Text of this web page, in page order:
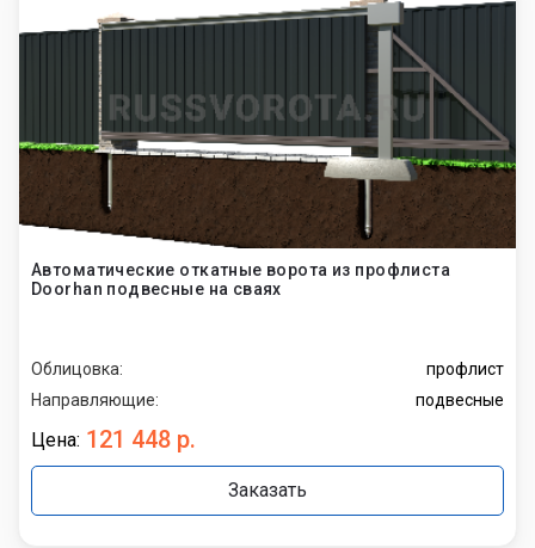
Автоматические откатные ворота из профлиста
Doorhan подвесные на сваях
Облицовка:
профлист
Направляющие:
подвесные
Цена: 121 448 р.
Заказать